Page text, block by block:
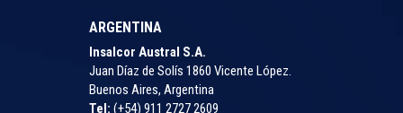
ARGENTINA
Insalcor Austral S.A.
Juan Díaz de Solís 1860 Vicente López.
Buenos Aires, Argentina
Tel: (+54) 911 2727 2609